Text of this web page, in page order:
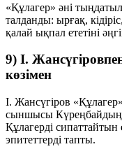
«Құлагер» әні
талданды: ырғақ,
қалай ықпал ететіні
9) І.
көзімен
І. Жансүгіров
сыншысы Күреңбайдың
Құлагерді
эпитеттерді тапты.